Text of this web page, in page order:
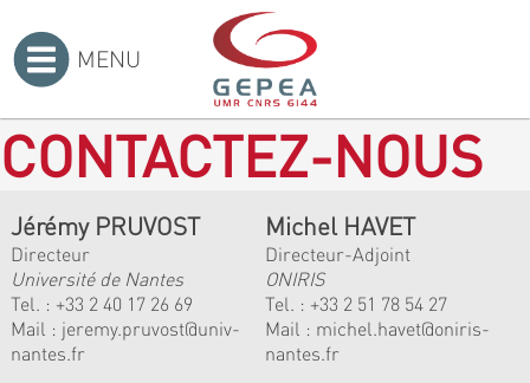
MENU
CONTACTEZ-NOUS
Jérémy PRUVOST
Directeur
Université de Nantes
Tel. : +33 2 40 17 26 69
Mail : jeremy.pruvost@univ-
nantes.fr
Michel HAVET
Directeur-Adjoint
ONIRIS
Tel. : +33 2 51 78 54 27
Mail : michel.havet@oniris-
nantes.fr